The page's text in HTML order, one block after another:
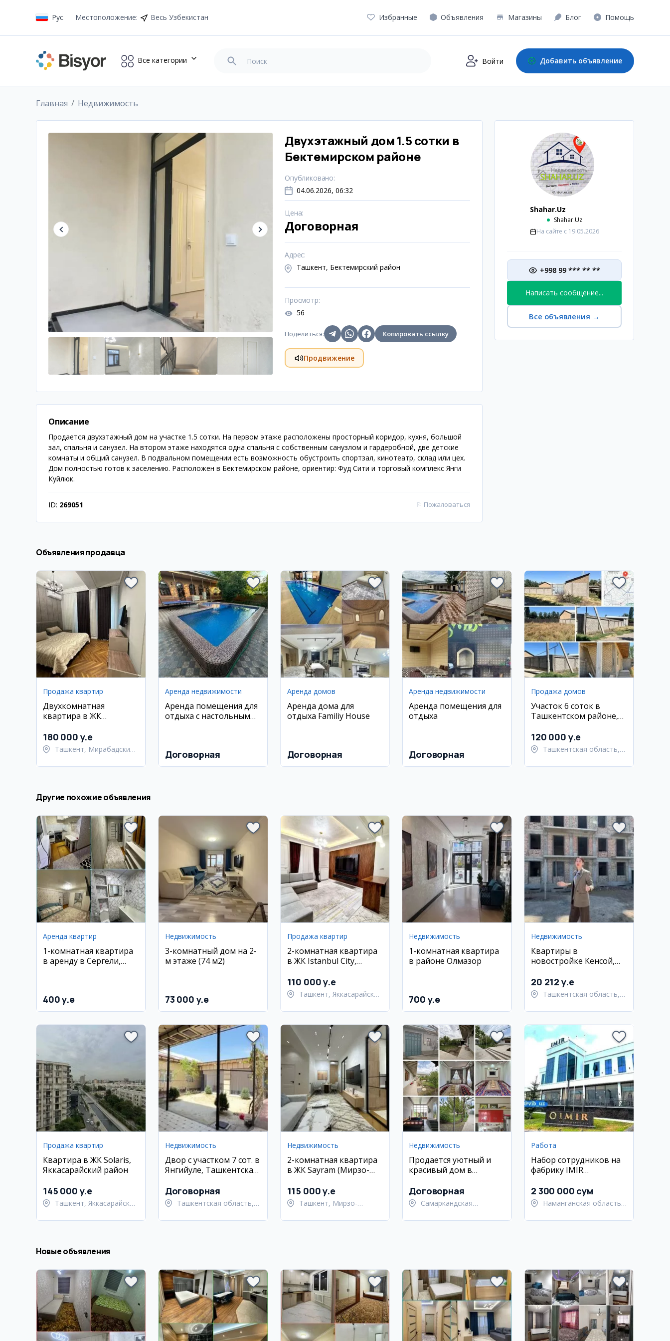
Рус Местоположение: Весь Узбекистан Избранные Объявления Магазины Блог Помощь
Все категории Войти Добавить объявление
Главная Недвижимость
Двухэтажный дом 1.5 сотки в
Бектемирском районе
Опубликовано:
04.06.2026, 06:32
Цена:
Договорная
Адрес:
Ташкент, Бектемирский район
Просмотр:
56
Поделиться: Копировать ссылку
Продвижение
Описание
Продается двухэтажный дом на участке 1.5 сотки. На первом этаже расположены просторный коридор, кухня, большой
зал, спальня и санузел. На втором этаже находятся одна спальня с собственным санузлом и гардеробной, две детские
комнаты и общий санузел. В подвальном помещении есть возможность обустроить спортзал, кинотеатр, склад или цех.
Дом полностью готов к заселению. Расположен в Бектемирском районе, ориентир: Фуд Сити и торговый комплекс Янги
Куйлюк.
ID: 269051 ⚐ Пожаловаться
Shahar.Uz
Shahar.Uz
На сайте с 19.05.2026
+998 99 *** ** **
Написать сообщение...
Все объявления →
Объявления продавца
Продажа квартир
Двухкомнатная
квартира в ЖК
180 000 y.e
Ташкент, Мирабадский
Аренда недвижимости
Аренда помещения для
отдыха с настольным
Договорная
Аренда домов
Аренда дома для
отдыха Familiy House
Договорная
Аренда недвижимости
Аренда помещения для
отдыха
Договорная
Продажа домов
Участок 6 соток в
Ташкентском районе,
120 000 y.e
Ташкентская область,
Другие похожие объявления
Аренда квартир
1-комнатная квартира
в аренду в Сергели,
400 y.e
Недвижимость
3-комнатный дом на 2-
м этаже (74 м2)
73 000 y.e
Продажа квартир
2-комнатная квартира
в ЖК Istanbul City,
110 000 y.e
Ташкент, Яккасарайский
Недвижимость
1-комнатная квартира
в районе Олмазор
700 y.e
Недвижимость
Квартиры в
новостройке Кенсой,
20 212 y.e
Ташкентская область,
Продажа квартир
Квартира в ЖК Solaris,
Яккасарайский район
145 000 y.e
Ташкент, Яккасарайский
Недвижимость
Двор с участком 7 сот. в
Янгийуле, Ташкентская
Договорная
Ташкентская область,
Недвижимость
2-комнатная квартира
в ЖК Sayram (Мирзо-
115 000 y.e
Ташкент, Мирзо-
Недвижимость
Продается уютный и
красивый дом в
Договорная
Самаркандская
Пастдаргомский район
Работа
Набор сотрудников на
фабрику IMIR
2 300 000 сум
Наманганская область,
Новые объявления